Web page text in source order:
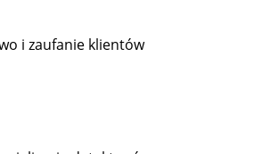
i zaufanie klientów